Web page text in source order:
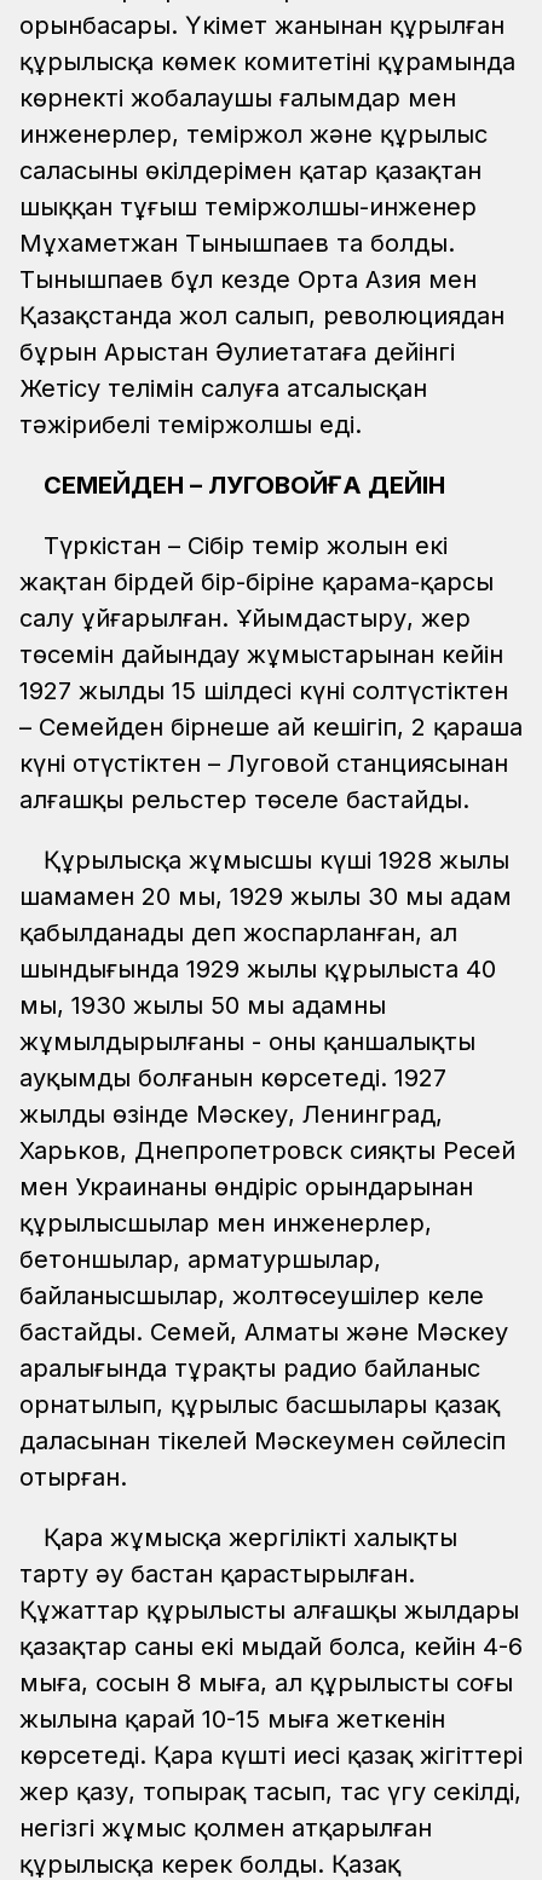
орынбасары. Үкімет жанынан құрылған
құрылысқа көмек комитетінің құрамында
көрнекті жобалаушы ғалымдар мен
инженерлер, теміржол және құрылыс
саласының өкілдерімен қатар қазақтан
шыққан тұңғыш теміржолшы-инженер
Мұхаметжан Тынышпаев та болды.
Тынышпаев бұл кезде Орта Азия мен
Қазақстанда жол салып, революциядан
бұрын Арыстан Әулиетатаға дейінгі
Жетісу телімін салуға атсалысқан
тәжірибелі теміржолшы еді.
СЕМЕЙДЕН – ЛУГОВОЙҒА ДЕЙІН
Түркістан – Сібір темір жолын екі
жақтан бірдей бір-біріне қарама-қарсы
салу ұйғарылған. Ұйымдастыру, жер
төсемін дайындау жұмыстарынан кейін
1927 жылдың 15 шілдесі күні солтүстіктен
– Семейден бірнеше ай кешігіп, 2 қараша
күні оңтүстіктен – Луговой станциясынан
алғашқы рельстер төселе бастайды.
Құрылысқа жұмысшы күші 1928 жылы
шамамен 20 мың, 1929 жылы 30 мың адам
қабылданады деп жоспарланған, ал
шындығында 1929 жылы құрылыста 40
мың, 1930 жылы 50 мың адамның
жұмылдырылғаны - оның қаншалықты
ауқымды болғанын көрсетеді. 1927
жылдың өзінде Мәскеу, Ленинград,
Харьков, Днепропетровск сияқты Ресей
мен Украинаның өндіріс орындарынан
құрылысшылар мен инженерлер,
бетоншылар, арматуршылар,
байланысшылар, жолтөсеушілер келе
бастайды. Семей, Алматы және Мәскеу
аралығында тұрақты радио байланыс
орнатылып, құрылыс басшылары қазақ
даласынан тікелей Мәскеумен сөйлесіп
отырған.
Қара жұмысқа жергілікті халықты
тарту әу бастан қарастырылған.
Құжаттар құрылыстың алғашқы жылдары
қазақтар саны екі мыңдай болса, кейін 4-6
мыңға, сосын 8 мыңға, ал құрылыстың соңғы
жылына қарай 10-15 мыңға жеткенін
көрсетеді. Қара күштің иесі қазақ жігіттері
жер қазу, топырақ тасып, тас үгу секілді,
негізгі жұмыс қолмен атқарылған
құрылысқа керек болды. Қазақ